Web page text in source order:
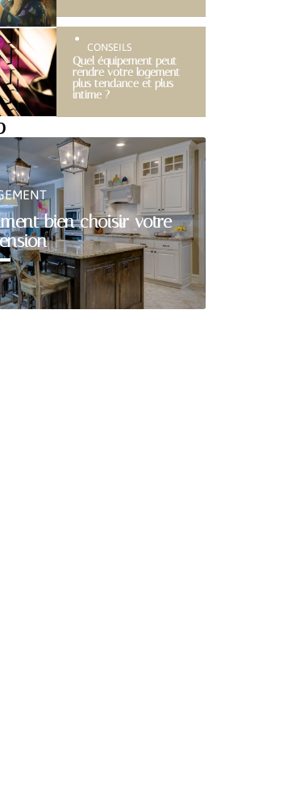
CONSEILS
Quel équipement peut
rendre votre logement
plus tendance et plus
intime ?
bien choisir votre